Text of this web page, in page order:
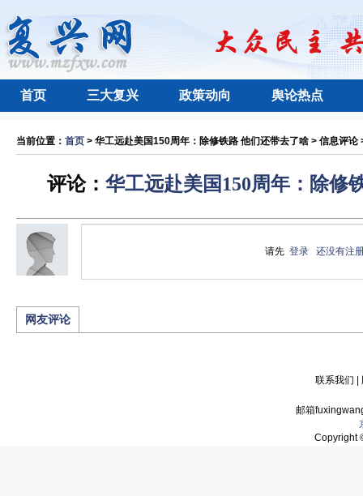
首页 三大复兴 政策动向 舆论热点
当前位置： 首页 > 华工远赴美国150周年：除修铁路 他们还带去了啥 > 信息评论
评论： 华工远赴美国150周年：除修
请先登录 还没有注
网友评论
联系我们
邮箱
Copyright